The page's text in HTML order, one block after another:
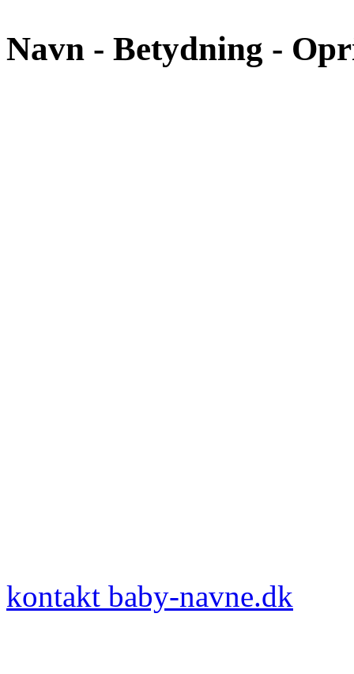
Navn - Betydning -
kontakt baby-navne.dk